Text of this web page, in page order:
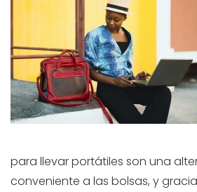
para llevar portátiles son una
conveniente a las bolsas, y